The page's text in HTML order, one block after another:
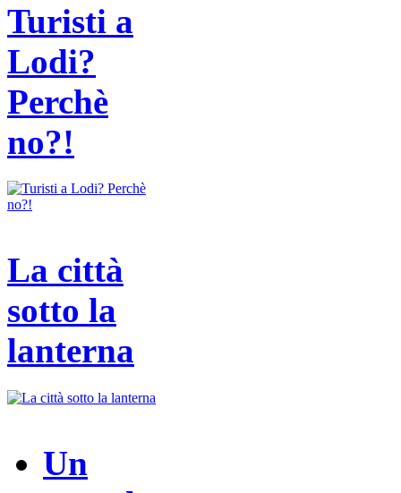
Turisti a
Lodi?
Perchè
no?!
La città
sotto la
lanterna
Un